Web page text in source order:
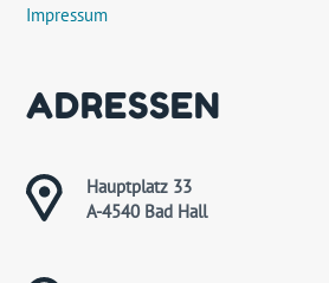
Impressum
ADRESSEN
Hauptplatz 33
A-4540 Bad Hall